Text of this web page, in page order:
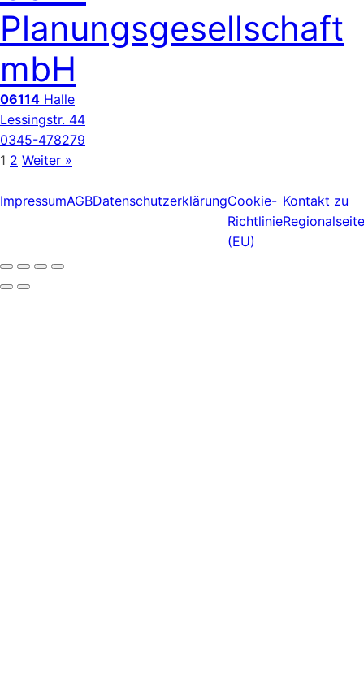
Planungsgesellschaft
mbH
06114 Halle
Lessingstr. 44
0345-478279
1 2 Weiter »
ImpressumAGBDatenschutzerklärungCookie-
Richtlinie
(EU)
Kontakt zu